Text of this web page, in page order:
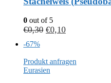
0 out of 5
€0,30 €0,10
-67%
Produkt anfragen
Eurasien